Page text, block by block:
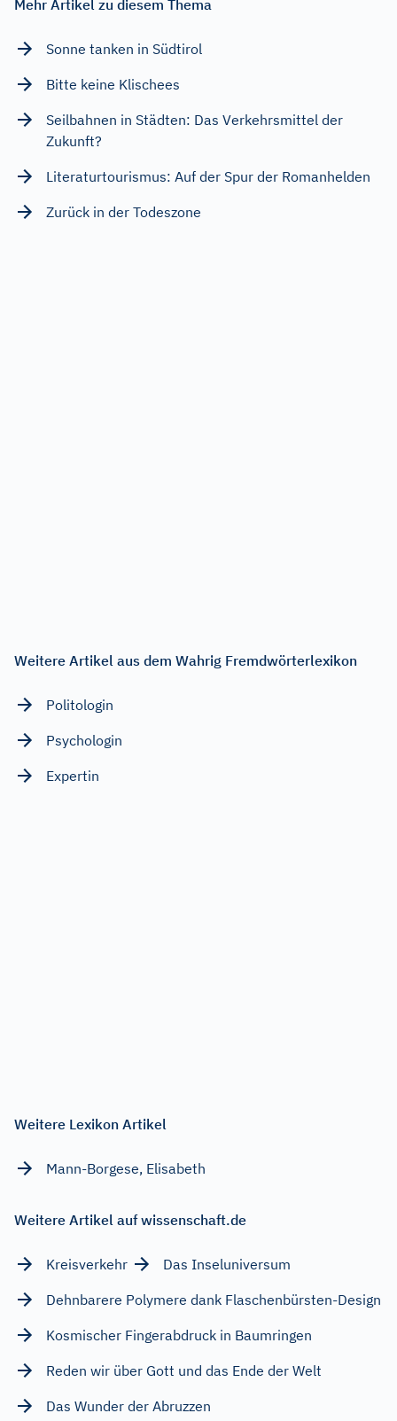
Mehr Artikel zu diesem Thema
Sonne tanken in Südtirol
Bitte keine Klischees
Seilbahnen in Städten: Das Verkehrsmittel der
Zukunft?
Literaturtourismus: Auf der Spur der Romanhelden
Zurück in der Todeszone
Weitere Artikel aus dem Wahrig Fremdwörterlexikon
Politologin
Psychologin
Expertin
Weitere Lexikon Artikel
Mann-Borgese, Elisabeth
Weitere Artikel auf wissenschaft.de
Kreisverkehr
Das Inseluniversum
Dehnbarere Polymere dank Flaschenbürsten-Design
Kosmischer Fingerabdruck in Baumringen
Reden wir über Gott und das Ende der Welt
Das Wunder der Abruzzen